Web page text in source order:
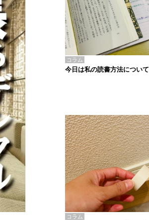
コラム
今日は私の読書方法について
コラム